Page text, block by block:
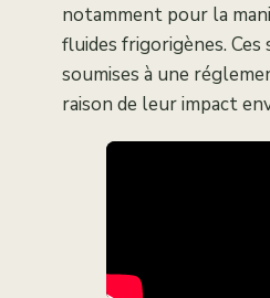
notamment pour la
fluides frigorigènes.
soumises à une
raison de leur impact